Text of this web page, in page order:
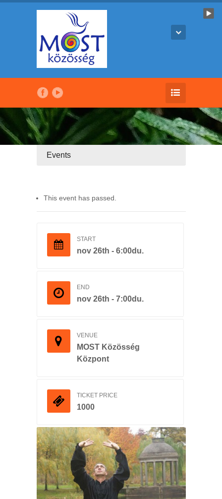
Events
This event has passed.
START
nov 26th - 6:00du.
END
nov 26th - 7:00du.
VENUE
MOST Közösség
Központ
TICKET PRICE
1000